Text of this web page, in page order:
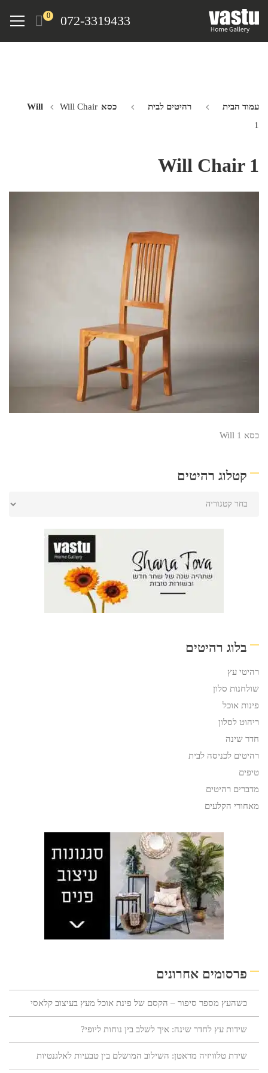
072-3319433
0
Menu
עמוד הבית רהיטים לבית כסא Will Will Chair
1
Will Chair 1
כסא Will 1
קטלוג רהיטים
בלוג רהיטים
רהיטי עץ
שולחנות סלון
פינות אוכל
ריהוט לסלון
חדר שינה
רהיטים לכניסה לבית
טיפים
מדברים רהיטים
מאחורי הקלעים
פרסומים אחרונים
כשהעץ מספר סיפור – הקסם של פינת אוכל מעץ בעיצוב קלאסי
שידות עץ לחדר שינה: איך לשלב בין נוחות ליופי?
שידת טלוויזיה מראטן: השילוב המושלם בין טבעיות לאלגנטיות